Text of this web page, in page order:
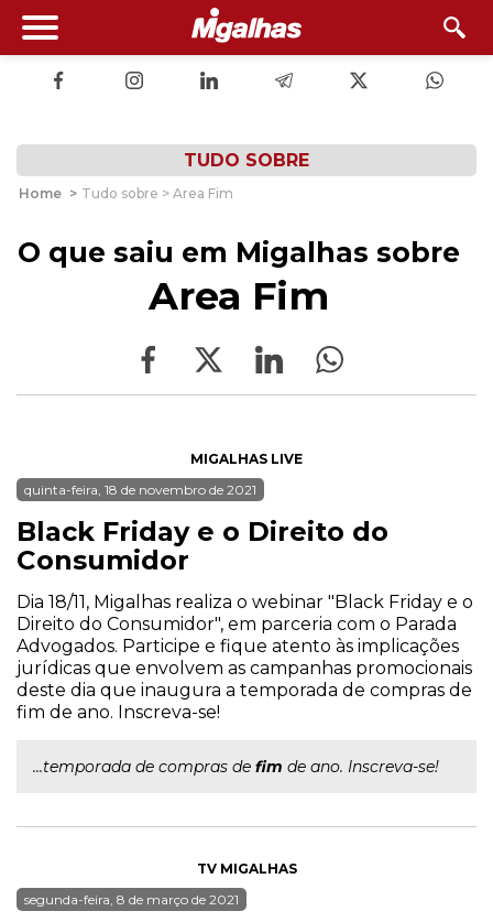
TUDO SOBRE
Home > Tudo sobre > Area Fim
O que saiu em Migalhas sobre
Area Fim
MIGALHAS LIVE
quinta-feira, 18 de novembro de 2021
Black Friday e o Direito do
Consumidor
Dia 18/11, Migalhas realiza o webinar "Black Friday e o
Direito do Consumidor", em parceria com o Parada
Advogados. Participe e fique atento às implicações
jurídicas que envolvem as campanhas promocionais
deste dia que inaugura a temporada de compras de
fim de ano. Inscreva-se!
...temporada de compras de fim de ano. Inscreva-se!
TV MIGALHAS
segunda-feira, 8 de março de 2021